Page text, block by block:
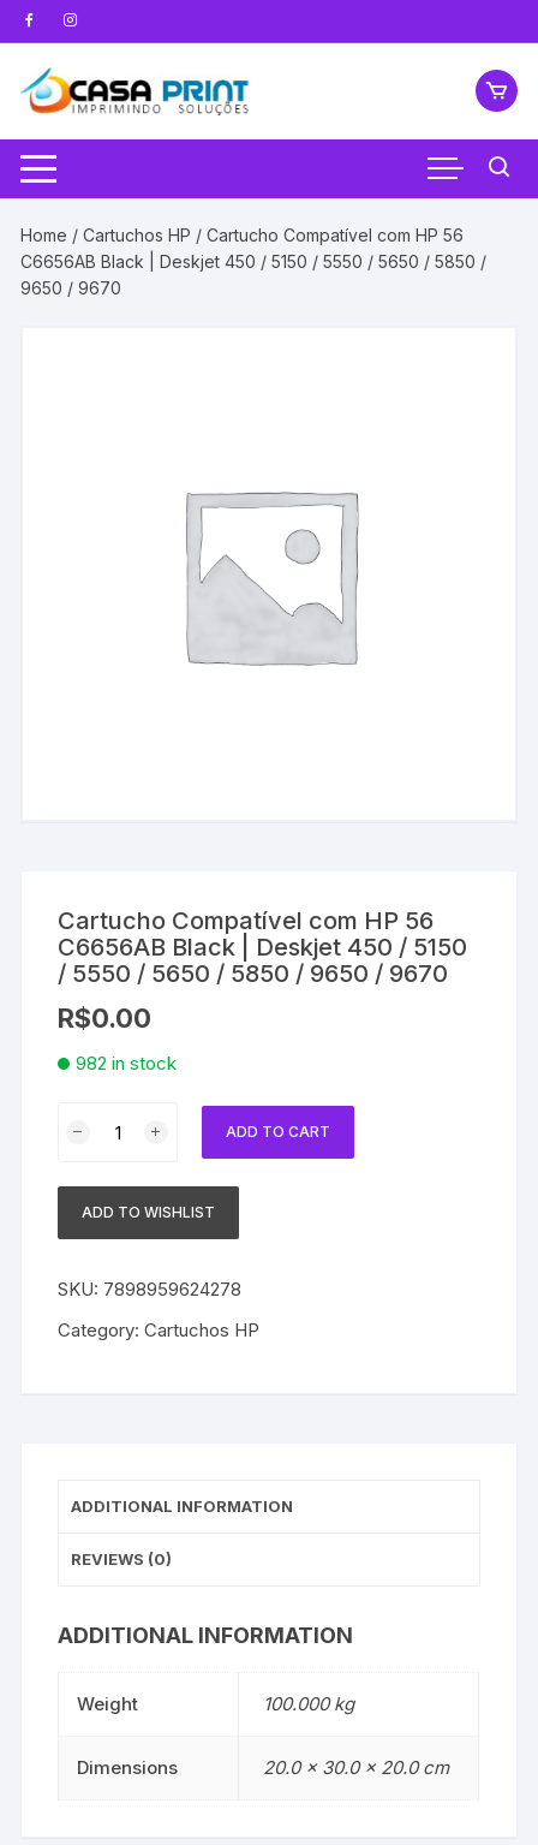
Pular
para
conteúdo
Home /Cartuchos HP / Cartucho Compatível com HP 56
C6656AB Black | Deskjet 450 / 5150 / 5550 / 5650 / 5850 /
9650 / 9670
Cartucho Compatível com HP 56
C6656AB Black | Deskjet 450 / 5150
/ 5550 / 5650 / 5850 / 9650 / 9670
R$0.00
982 in stock
Compatível
Black
Deskjet
/
ADD TO CART
ADD TO WISHLIST
SKU: 7898959624278
Category:Cartuchos HP
ADDITIONAL INFORMATION
REVIEWS (0)
ADDITIONAL INFORMATION
Weight 100.000 kg
Dimensions 20.0 × 30.0 × 20.0 cm